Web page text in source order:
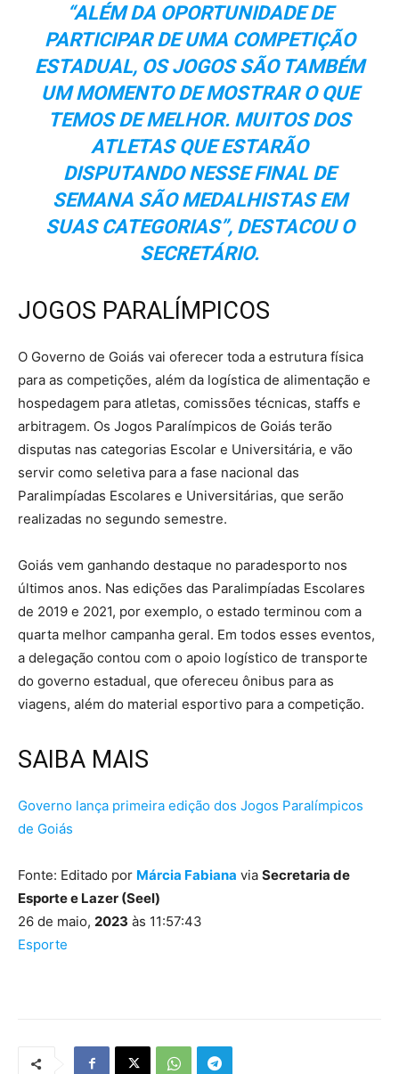
“ALÉM DA OPORTUNIDADE DE
PARTICIPAR DE UMA COMPETIÇÃO
ESTADUAL, OS JOGOS SÃO TAMBÉM
UM MOMENTO DE MOSTRAR O QUE
TEMOS DE MELHOR. MUITOS DOS
ATLETAS QUE ESTARÃO
DISPUTANDO NESSE FINAL DE
SEMANA SÃO MEDALHISTAS EM
SUAS CATEGORIAS”, DESTACOU O
SECRETÁRIO.
JOGOS PARALÍMPICOS
O Governo de Goiás vai oferecer toda a estrutura física
para as competições, além da logística de alimentação e
hospedagem para atletas, comissões técnicas, staffs e
arbitragem. Os Jogos Paralímpicos de Goiás terão
disputas nas categorias Escolar e Universitária, e vão
servir como seletiva para a fase nacional das
Paralimpíadas Escolares e Universitárias, que serão
realizadas no segundo semestre.
Goiás vem ganhando destaque no paradesporto nos
últimos anos. Nas edições das Paralimpíadas Escolares
de 2019 e 2021, por exemplo, o estado terminou com a
quarta melhor campanha geral. Em todos esses eventos,
a delegação contou com o apoio logístico de transporte
do governo estadual, que ofereceu ônibus para as
viagens, além do material esportivo para a competição.
SAIBA MAIS
Governo lança primeira edição dos Jogos Paralímpicos
de Goiás
Fonte: Editado por Márcia Fabiana via Secretaria de
Esporte e Lazer (Seel)
26 de maio, 2023 às 11:57:43
Esporte